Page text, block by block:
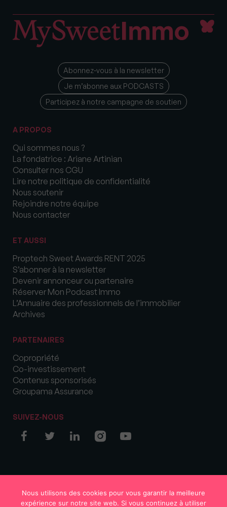
Abonnez-vous à la newsletter
Je m’abonne aux PODCASTS
Participez à notre campagne de soutien
A PROPOS
Qui sommes nous ?
La fondatrice : Ariane Artinian
Consulter nos CGU
Lire notre politique de confidentialité
Nous soutenir
Rejoindre notre équipe
Nous contacter
ET AUSSI
Proptech Sweet Awards RENT 2025
S’abonner à la newsletter
Devenir annonceur ou partenaire
Réserver Mon Podcast Immo
L’Annuaire des professionnels de l’immobilier
Archives
PARTENAIRES
Copropriété
Co-investissement
Contenus sponsorisés
Groupama Assurance
SUIVEZ-NOUS
Nous utilisons des cookies pour vous garantir la meilleure
expérience sur notre site web. Si vous continuez à utiliser